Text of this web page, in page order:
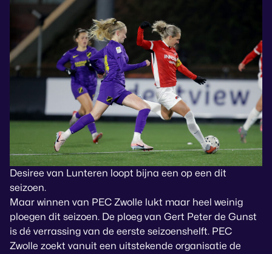
Desiree van Lunteren loopt bijna een op een dit
seizoen.
Maar winnen van PEC Zwolle lukt maar heel weinig
ploegen dit seizoen. De ploeg van Gert Peter de Gunst
is dé verrassing van de eerste seizoenshelft. PEC
Zwolle zoekt vanuit een uitstekende organisatie de